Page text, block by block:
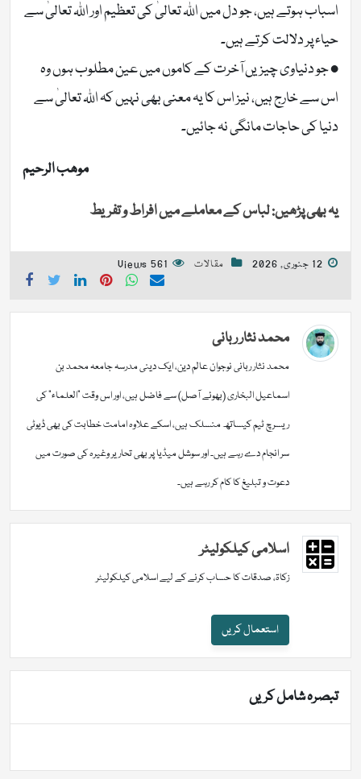
اسباب ہوتے ہیں، جو دل میں اللہ تعالیٰ کی تعظیم اور اللہ تعالیٰ سے
حیاء پر دلالت کرتے ہیں۔
• جو دنیاوی چیزیں آخرت کے کاموں میں عین مطلوب ہوں وہ
اس سے خارج ہیں، نیز اس کا یہ معنی بھی نہیں کہ اللہ تعالیٰ سے
دنیا کی حاجات مانگی نہ جائیں۔
موھب الرحیم
یہ بھی پڑھیں: لباس کے معاملے میں افراط و تفریط
12 جنوری, 2026 مقالات 561 Views
محمد نثار ربانی
محمد نثار ربانی نوجوان عالم دین، ایک دینی مدرسہ جامعہ محمد بن
اسماعیل البخاری (بھوئے آصل) سے فاضل ہیں، اور اس وقت "العلماء" کی
ریسرچ ٹیم کیساتھ منسلک ہیں، اسکے علاوہ امامت خطابت کی بھی ڈیوٹی
سر انجام دے رہے ہیں۔ اور سوشل میڈیا پر بھی تحاریر وغیرہ کی صورت میں
دعوت و تبلیغ کا کام کر رہے ہیں۔
اسلامی کیلکولیٹر
زکاۃ، صدقات کا حساب کرنے کے لیے اسلامی کیلکولیٹر
استعمال کریں
تبصرہ شامل کریں